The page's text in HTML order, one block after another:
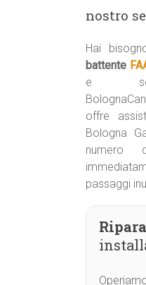
nostro
Hai
battente
e
offre
Bologna
numero
passaggi